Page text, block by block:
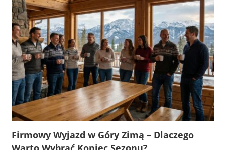
Firmowy Wyjazd w Góry Zimą – Dlaczego